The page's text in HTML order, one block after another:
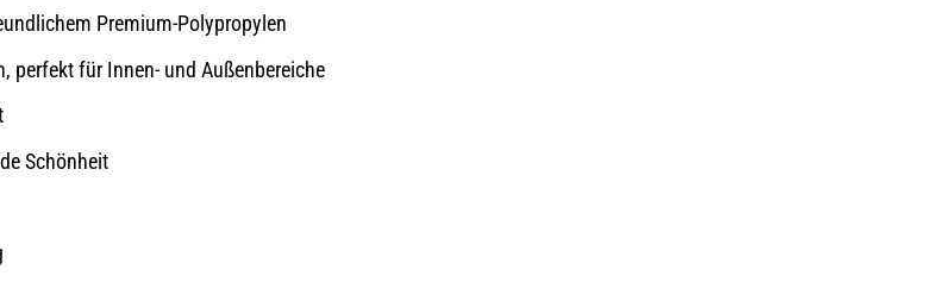
Premium-Polypropylen
perfekt für Innen- und Außenbereiche
Schönheit